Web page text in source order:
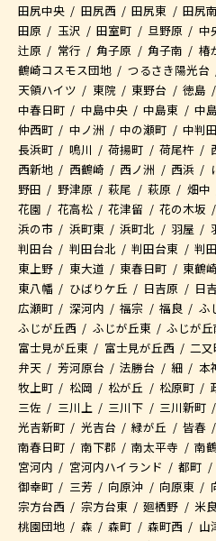
田尻中央
田尻西 田尻東 田尻南
田原
玉沢 田室町 旦野原 中
辻原
常行 角子原 角子南 椿
鶴崎コスモス団地
つるさき陽光台
天領ハイツ
東院 東野台 徳島
中春日町
中島中央 中島東 中
仲西町
中ノ洲 中の瀬町 中判田
長浜町
鳴川 荷揚町 荷尾杵
西新地
西鶴崎 西ノ洲 西浜
野田
野津原 萩尾 萩原 畑中
花園
花高松 花津留 花の木坂
浜の市
浜町東 浜町北 羽屋
判田台
判田台北 判田台東 判
東上野
東大道 東春日町 東鶴崎
東八幡
ひばりケ丘 日吉原 日
広瀬町
深河内 福宗 福良 ふ
ふじが丘西
ふじが丘東 ふじが丘
富士見が丘東
富士見が丘西 二
弁天
芳河原台 法勝台 細 本
牧上町
松岡 松が丘 松原町
三佐
三川上 三川下 三川新町
光吉新町
光吉台 緑が丘 皆春
南春日町
南下郡 南太平寺 南
宮河内
宮河内ハイランド 都町
御幸町
三芳 向原沖 向原東
宗方台西
宗方台東 廻栖野 米良
桃園団地
森 森町 森町西 山